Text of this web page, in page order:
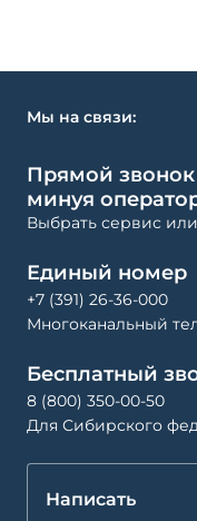
Мы на связи:
Прямой звонок
минуя
Выбрать сервис
Единый номер
+7 (391) 26-36-000
Многоканальный
Бесплатный
8 (800) 350-00-50
Для Сибирского
Написать